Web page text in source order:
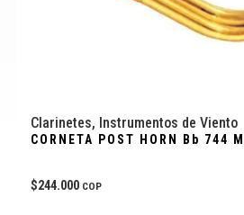
Clarinetes, Instrumentos de Viento
CORNETA POST HORN Bb 744
$244.000 COP